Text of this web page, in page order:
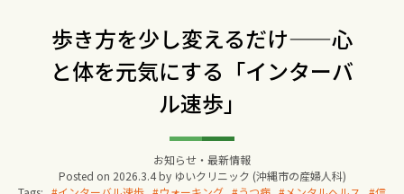
歩き方を少し変えるだけ——心
と体を元気にする「インターバ
ル速歩」
お知らせ・最新情報
Posted on 2026.3.4 by ゆいクリニック (沖縄市の産婦人科)
交通アクセス
院長からのごあいさつ
ゆいクリニックの経営理念